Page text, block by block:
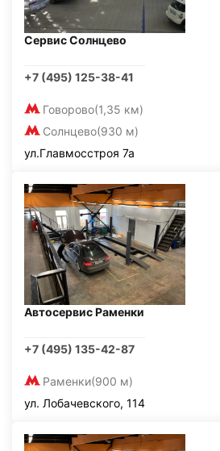
Сервис Солнцево
+7 (495) 125-38-41
Говорово(1,35 км)
Солнцево(930 м)
ул.Главмосстроя 7а
Автосервис Раменки
+7 (495) 135-42-87
Раменки(900 м)
ул. Лобачевского, 114